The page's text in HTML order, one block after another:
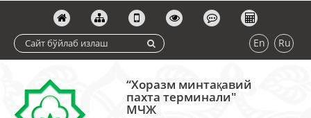
En Ru
“Хоразм минтақавий
пахта терминали"
МЧЖ